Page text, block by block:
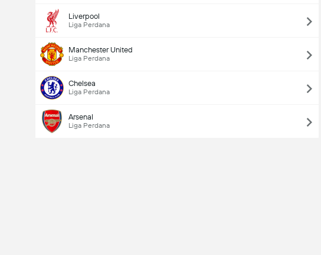
Liverpool
Liga Perdana
Manchester United
Liga Perdana
Chelsea
Liga Perdana
Arsenal
Liga Perdana